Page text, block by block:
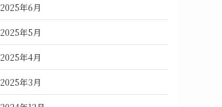
2025年6月
2025年5月
2025年4月
2025年3月